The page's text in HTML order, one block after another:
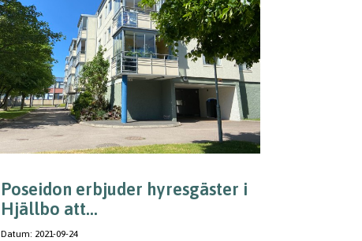
Poseidon erbjuder hyresgäster i
Hjällbo att...
Datum: 2021-09-24